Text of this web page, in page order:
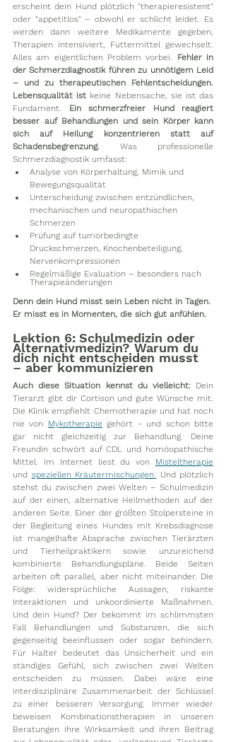
erscheint dein Hund plötzlich "therapieresistent"
oder "appetitlos" – obwohl er schlicht leidet. Es
werden dann weitere Medikamente gegeben,
Therapien intensiviert, Futtermittel gewechselt.
Alles am eigentlichen Problem vorbei. Fehler in
der Schmerzdiagnostik führen zu unnötigem Leid
– und zu therapeutischen Fehlentscheidungen.
Lebensqualität ist keine Nebensache, sie ist das
Fundament.
Ein schmerzfreier Hund reagiert
besser auf Behandlungen und sein Körper kann
sich auf Heilung konzentrieren statt auf
Schadensbegrenzung. Was professionelle
Schmerzdiagnostik umfasst:
Analyse von Körperhaltung, Mimik und
Bewegungsqualität
Unterscheidung zwischen entzündlichen,
mechanischen und neuropathischen
Schmerzen
Prüfung auf tumorbedingte
Druckschmerzen, Knochenbeteiligung,
Nervenkompressionen
Regelmäßige Evaluation – besonders nach
Therapieänderungen
Denn dein Hund misst sein Leben nicht in Tagen.
Er misst es in Momenten, die sich gut anfühlen.
Lektion 6: Schulmedizin oder
Alternativmedizin? Warum du
dich nicht entscheiden musst
– aber kommunizieren
Auch diese Situation kennst du vielleicht: Dein
Tierarzt gibt dir Cortison und gute Wünsche mit.
Die Klinik empfiehlt Chemotherapie und hat noch
nie von Mykotherapie gehört - und schon bitte
gar nicht gleichzeitig zur Behandlung. Deine
Freundin schwört auf CDL und homöopathische
Mittel. Im Internet liest du von Misteltherapie
und speziellen Kräutermischungen.
Und plötzlich
stehst du zwischen zwei Welten – Schulmedizin
auf der einen, alternative Heilmethoden auf der
anderen Seite. Einer der größten Stolpersteine in
der Begleitung eines Hundes mit Krebsdiagnose
ist mangelhafte Absprache zwischen Tierärzten
und Tierheilpraktikern sowie unzureichend
kombinierte Behandlungspläne. Beide Seiten
arbeiten oft parallel, aber nicht miteinander. Die
Folge: widersprüchliche Aussagen, riskante
Interaktionen und unkoordinierte Maßnahmen.
Und dein Hund? Der bekommt im schlimmsten
Fall Behandlungen und Substanzen, die sich
gegenseitig beeinflussen oder sogar behindern.
Für Halter bedeutet das Unsicherheit und ein
ständiges Gefühl, sich zwischen zwei Welten
entscheiden zu müssen. Dabei wäre eine
interdisziplinäre Zusammenarbeit der Schlüssel
zu einer besseren Versorgung. Immer wieder
beweisen Kombinationstherapien in unseren
Beratungen ihre Wirksamkeit und ihren Beitrag